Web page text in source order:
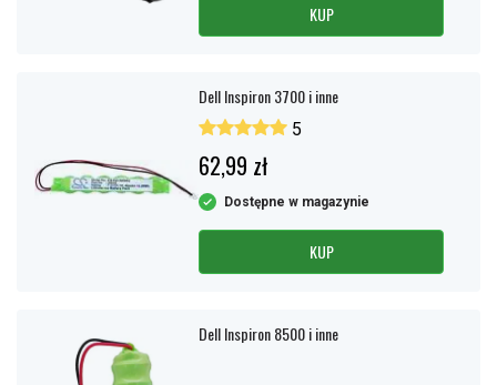
KUP
Dell Inspiron 3700 i inne
5
62,99 zł
Dostępne w magazynie
KUP
Dell Inspiron 8500 i inne